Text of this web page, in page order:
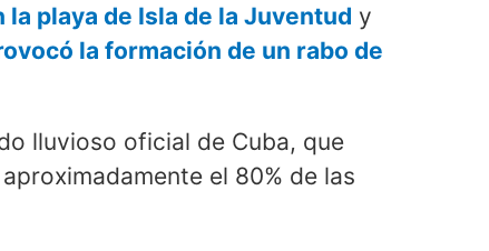
la playa de Isla de la Juventud y
la formación de un rabo de
lluvioso oficial de Cuba, que
el 80% de las